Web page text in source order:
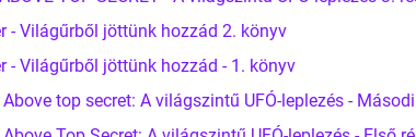
- Világűrből jöttünk hozzád 2. könyv
- Világűrből jöttünk hozzád - 1. könyv
top secret: A világszintű UFÓ-leplezés -